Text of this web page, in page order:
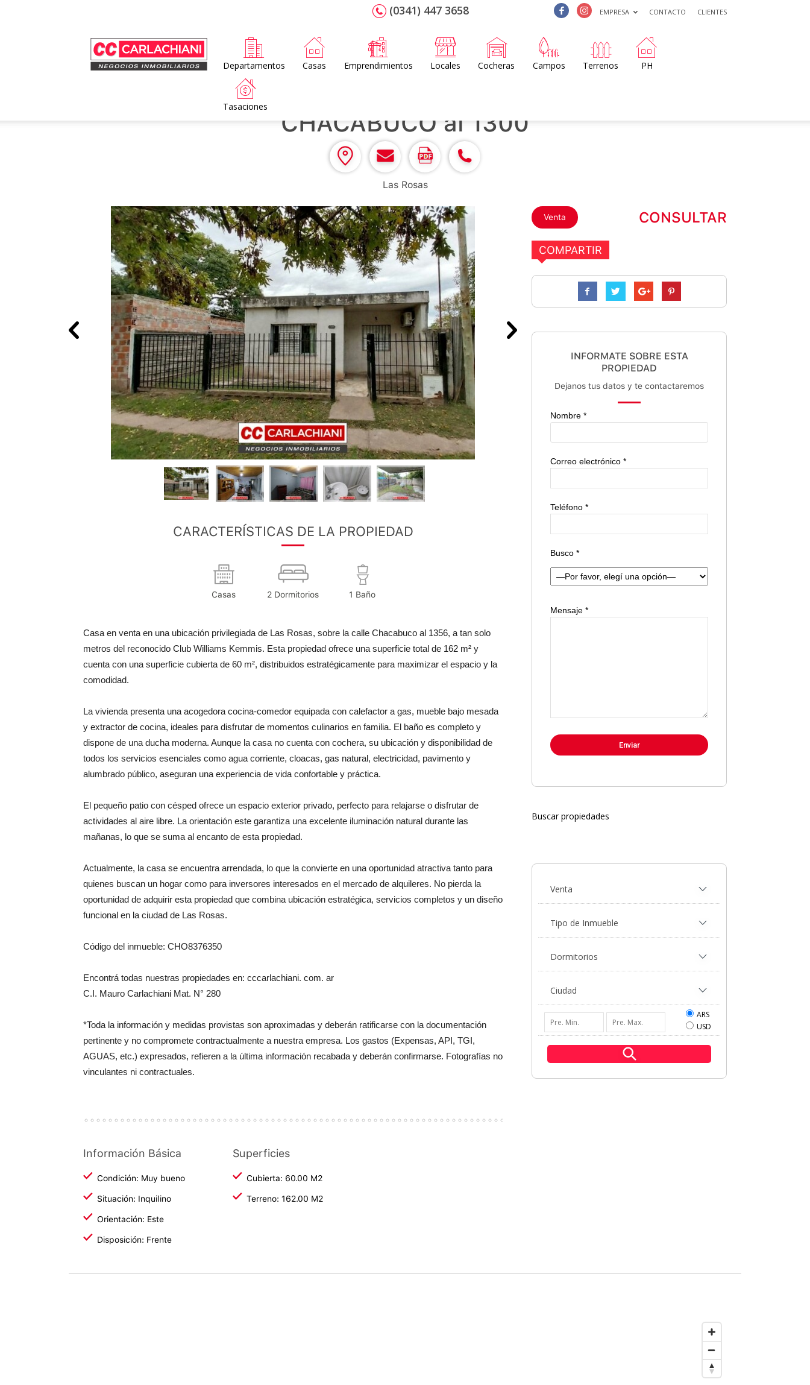
(0341) 447 3658 EMPRESA CONTACTO CLIENTES
Home
Departamentos Casas Emprendimientos Locales Cocheras Campos Terrenos PH
Tasaciones
CHACABUCO al 1300
Las Rosas
CARACTERÍSTICAS DE LA PROPIEDAD
Casas 2 Dormitorios 1 Baño
Casa en venta en una ubicación privilegiada de Las Rosas, sobre la calle Chacabuco al 1356, a tan solo
metros del reconocido Club Williams Kemmis. Esta propiedad ofrece una superficie total de 162 m² y
cuenta con una superficie cubierta de 60 m², distribuidos estratégicamente para maximizar el espacio y la
comodidad.
La vivienda presenta una acogedora cocina-comedor equipada con calefactor a gas, mueble bajo mesada
y extractor de cocina, ideales para disfrutar de momentos culinarios en familia. El baño es completo y
dispone de una ducha moderna. Aunque la casa no cuenta con cochera, su ubicación y disponibilidad de
todos los servicios esenciales como agua corriente, cloacas, gas natural, electricidad, pavimento y
alumbrado público, aseguran una experiencia de vida confortable y práctica.
El pequeño patio con césped ofrece un espacio exterior privado, perfecto para relajarse o disfrutar de
actividades al aire libre. La orientación este garantiza una excelente iluminación natural durante las
mañanas, lo que se suma al encanto de esta propiedad.
Actualmente, la casa se encuentra arrendada, lo que la convierte en una oportunidad atractiva tanto para
quienes buscan un hogar como para inversores interesados en el mercado de alquileres. No pierda la
oportunidad de adquirir esta propiedad que combina ubicación estratégica, servicios completos y un diseño
funcional en la ciudad de Las Rosas.
Código del inmueble: CHO8376350
Encontrá todas nuestras propiedades en: cccarlachiani. com. ar
C.I. Mauro Carlachiani Mat. N° 280
*Toda la información y medidas provistas son aproximadas y deberán ratificarse con la documentación
pertinente y no compromete contractualmente a nuestra empresa. Los gastos (Expensas, API, TGI,
AGUAS, etc.) expresados, refieren a la última información recabada y deberán confirmarse. Fotografías no
vinculantes ni contractuales.
Información Básica
Condición: Muy bueno
Situación: Inquilino
Orientación: Este
Disposición: Frente
Superficies
Cubierta: 60.00 M2
Terreno: 162.00 M2
Venta CONSULTAR
COMPARTIR
INFORMATE SOBRE ESTA
PROPIEDAD
Dejanos tus datos y te contactaremos
Nombre *
Correo electrónico *
Teléfono *
Busco *
Mensaje *
Buscar propiedades
ARS
USD